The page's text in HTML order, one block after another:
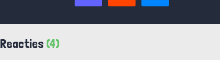
Reacties (4)